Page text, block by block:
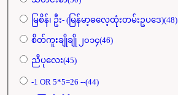
မြစိန်၊ ဦး- (မြန်မာ့ဓလေ့ထုံးတမ်းဥပဒေ)(48)
စိတ်ကူးချိုချို ၂၀၁၄(46)
ညီပုလေး(45)
-1 OR 5*5=26 --(44)